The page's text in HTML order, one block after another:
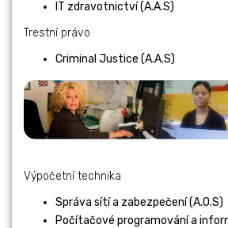
IT zdravotnictví (A.A.S)
Trestní právo
Criminal Justice (A.A.S)
Výpočetní technika
Správa sítí a zabezpečení (A.O.S)
Počítačové programování a